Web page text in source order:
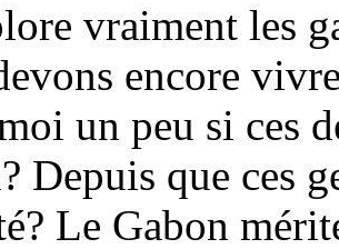
vraiment les
encore
un peu si ces
Depuis que ces
Le Gabon